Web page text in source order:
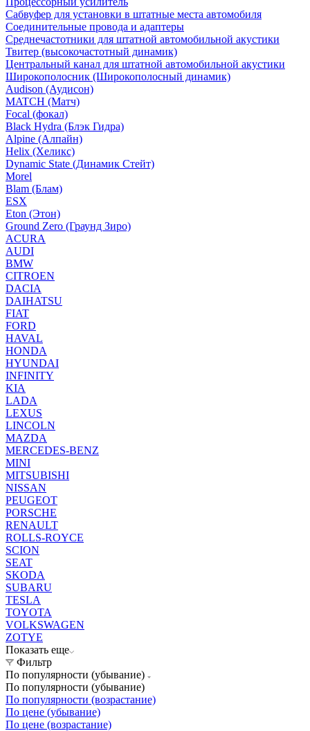
Сабвуфер для установки в штатные места автомобиля
Соединительные провода и адаптеры
Среднечастотники для штатной автомобильной акустики
Твитер (высокочастотный динамик)
Центральный канал для штатной автомобильной акустики
Широкополосник (Широкополосный динамик)
Audison (Аудисон)
MATCH (Матч)
Focal (фокал)
Black Hydra (Блэк Гидра)
Alpine (Алпайн)
Helix (Хеликс)
Dynamic State (Динамик Стейт)
Morel
Blam (Блам)
ESX
Eton (Этон)
Ground Zero (Граунд Зиро)
ACURA
AUDI
BMW
CITROEN
DACIA
DAIHATSU
FIAT
FORD
HAVAL
HONDA
HYUNDAI
INFINITY
KIA
LADA
LEXUS
LINCOLN
MAZDA
MERCEDES-BENZ
MINI
MITSUBISHI
NISSAN
PEUGEOT
PORSCHE
RENAULT
ROLLS-ROYCE
SCION
SEAT
SKODA
SUBARU
TESLA
TOYOTA
VOLKSWAGEN
ZOTYE
Показать еще
Фильтр
По популярности (убывание)
По популярности (убывание)
По популярности (возрастание)
По цене (убывание)
По цене (возрастание)